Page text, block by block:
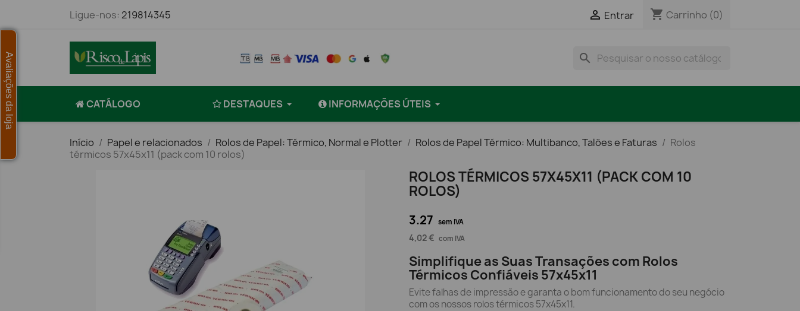
Ligue-nos: 219814345  Entrar shopping_cart Carrinho (0)
search
CATÁLOGO DESTAQUES INFORMAÇÕES ÚTEIS
Início Papel e relacionados Rolos de Papel: Térmico, Normal e Plotter Rolos de Papel Térmico: Multibanco, Talões e Faturas
Rolos
térmicos 57x45x11 (pack com 10 rolos)
ROLOS TÉRMICOS 57X45X11 (PACK COM 10
ROLOS)
3.27 sem IVA
4,02 € com IVA
Simplifique as Suas Transações com Rolos
Térmicos Confiáveis 57x45x11
Evite falhas de impressão e garanta o bom funcionamento do seu negócio
com os nossos rolos térmicos 57x45x11.
Avaliações da loja